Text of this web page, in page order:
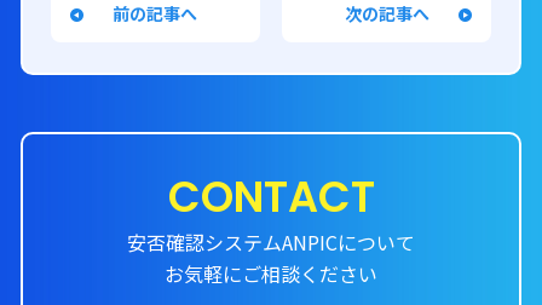
前の記事へ 次の記事へ
CONTACT
安否確認システムANPICについて
お気軽にご相談ください